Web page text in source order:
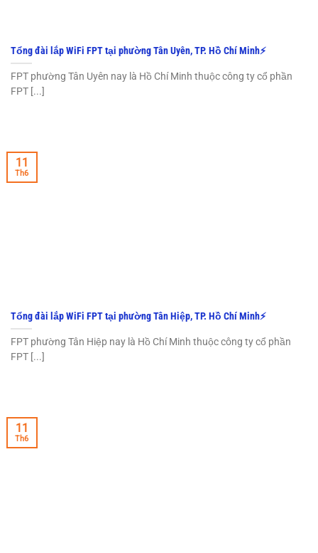
Tổng đài lắp WiFi FPT tại phường Tân Uyên, TP. Hồ Chí Minh⚡️
FPT phường Tân Uyên nay là Hồ Chí Minh thuộc công ty cổ phần
FPT [...]
Tổng đài lắp WiFi FPT tại phường Tân Hiệp, TP. Hồ Chí Minh⚡️
FPT phường Tân Hiệp nay là Hồ Chí Minh thuộc công ty cổ phần
FPT [...]
11
Th6
11
Th6